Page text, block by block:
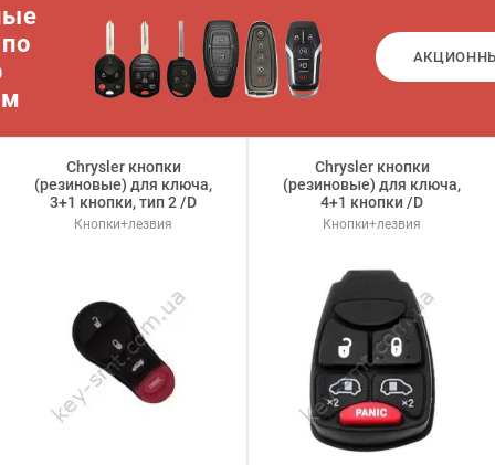
Chrysler кнопки
(резиновые) для ключа,
3+1 кнопки, тип 2 /D
Кнопки+лезвия
Chrysler кнопки
(резиновые) для ключа,
4+1 кнопки /D
Кнопки+лезвия